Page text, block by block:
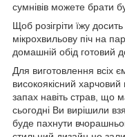
сумнівів можете брати
Щоб розігріти їжу
мікрохвильову піч на
домашній обід готовий
Для виготовлення всіх
високоякісний
запах навіть страв, що
сьогодні Ви вирішили
буде пахнути